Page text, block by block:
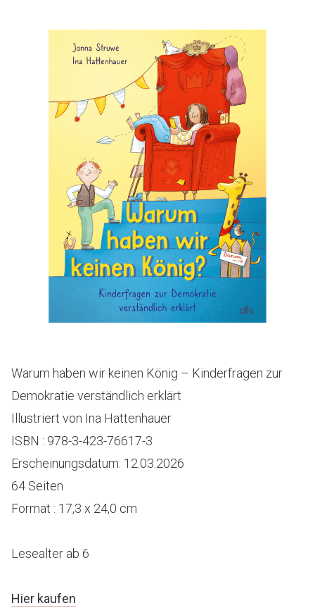
Warum haben wir keinen König – Kinderfragen zur
Demokratie verständlich erklärt
Illustriert von Ina Hattenhauer
ISBN : 978-3-423-76617-3
Erscheinungsdatum: 12.03.2026
64 Seiten
Format : 17,3 x 24,0 cm
Lesealter ab 6
Hier kaufen